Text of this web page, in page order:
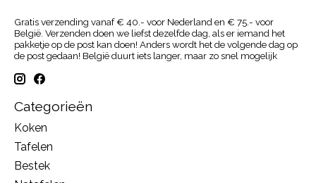
Gratis verzending vanaf € 40.- voor Nederland en € 75.- voor
België. Verzenden doen we liefst dezelfde dag, als er iemand het
pakketje op de post kan doen! Anders wordt het de volgende dag op
de post gedaan! België duurt iets langer, maar zo snel mogelijk
Categorieën
Koken
Tafelen
Bestek